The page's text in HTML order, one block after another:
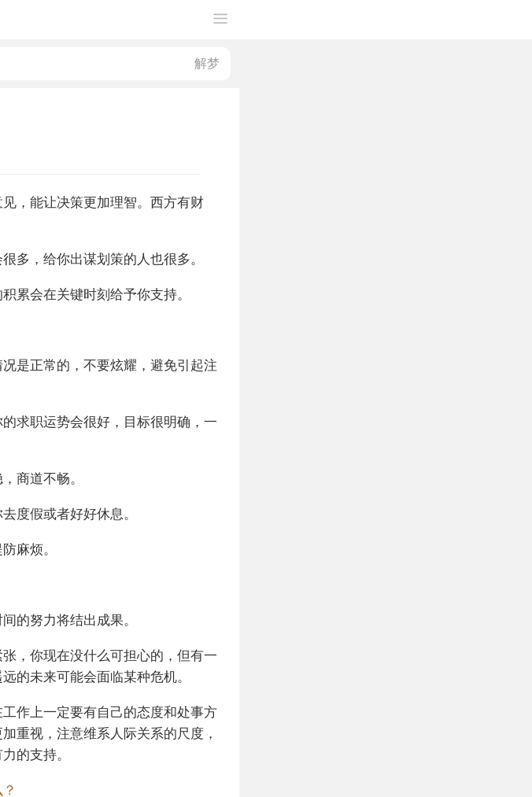
，能让决策更加理智。西方有财
多，给你出谋划策的人也很多。
累会在关键时刻给予你支持。
是正常的，不要炫耀，避免引起注
求职运势会很好，目标很明确，一
商道不畅。
度假或者好好休息。
麻烦。
的努力将结出成果。
，你现在没什么可担心的，但有一
的未来可能会面临某种危机。
作上一定要有自己的态度和处事方
重视，注意维系人际关系的尺度，
的支持。